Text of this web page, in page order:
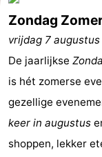
Wandelen
-
Maneges
-
Zondag
vrijdag 7
De jaarlijkse
is hét zomerse
gezellige
keer in augustus
shoppen, lekker